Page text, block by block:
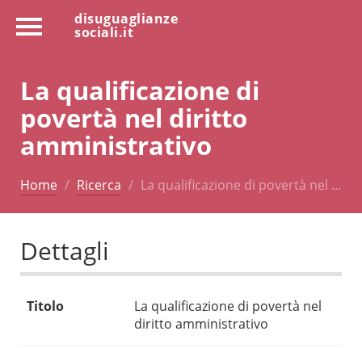
disuguaglianze
sociali.it
La qualificazione di
povertà nel diritto
amministrativo
Home Ricerca La qualificazione di povertà nel …
Dettagli
Titolo
La qualificazione di povertà nel
diritto amministrativo